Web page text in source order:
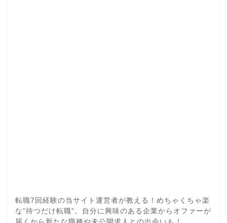
転職7回経験の当サイト運営者が教える！めちゃくちゃ楽
な”待つだけ転職”。自分に興味のある企業からオファーが